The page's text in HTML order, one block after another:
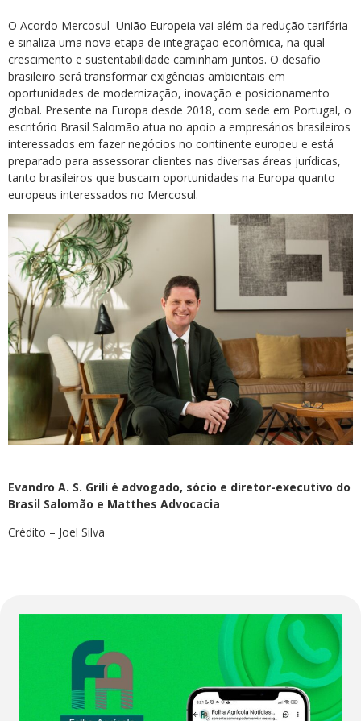
O Acordo Mercosul–União Europeia vai além da redução tarifária
e sinaliza uma nova etapa de integração econômica, na qual
crescimento e sustentabilidade caminham juntos. O desafio
brasileiro será transformar exigências ambientais em
oportunidades de modernização, inovação e posicionamento
global. Presente na Europa desde 2018, com sede em Portugal, o
escritório Brasil Salomão atua no apoio a empresários brasileiros
interessados em fazer negócios no continente europeu e está
preparado para assessorar clientes nas diversas áreas jurídicas,
tanto brasileiros que buscam oportunidades na Europa quanto
europeus interessados no Mercosul.
Evandro A. S. Grili é advogado, sócio e diretor-executivo do
Brasil Salomão e Matthes Advocacia
Crédito – Joel Silva